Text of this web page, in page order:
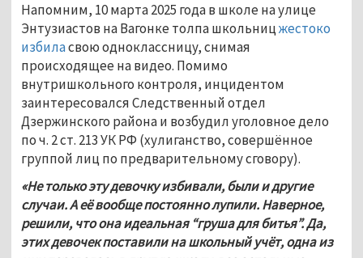
Напомним, 10 марта 2025 года в школе на улице
Энтузиастов на Вагонке толпа школьниц жестоко
избила свою одноклассницу, снимая
происходящее на видео. Помимо
внутришкольного контроля, инцидентом
заинтересовался Следственный отдел
Дзержинского района и возбудил уголовное дело
по ч. 2 ст. 213 УК РФ (хулиганство, совершённое
группой лиц по предварительному сговору).
«Не только эту девочку избивали, были и другие
случаи. А её вообще постоянно лупили. Наверное,
решили, что она идеальная “груша для битья”. Да,
этих девочек поставили на школьный учёт, одна из